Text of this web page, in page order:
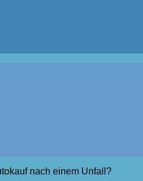
nach einem Unfall?